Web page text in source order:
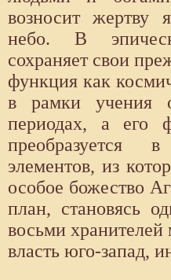
возносит жертву
небо. В
сохраняет свои
функция как
в рамки учения
периодах, а его
преобразуется
элементов, из
особое божество
план, становясь
восьми хранителей
власть юго-запад,